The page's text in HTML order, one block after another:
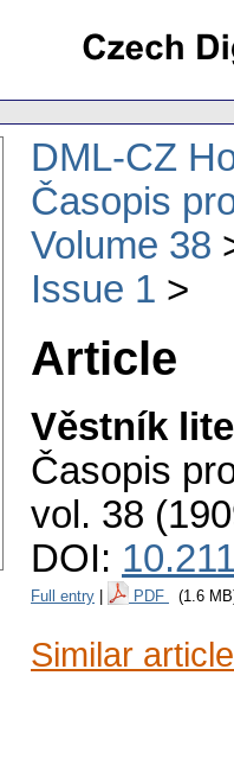
DML-CZ
Časopis
Volume 38
Issue 1
Article
Věstník
Časopis
vol. 38
DOI:
Full entry PDF (1.6
Similar